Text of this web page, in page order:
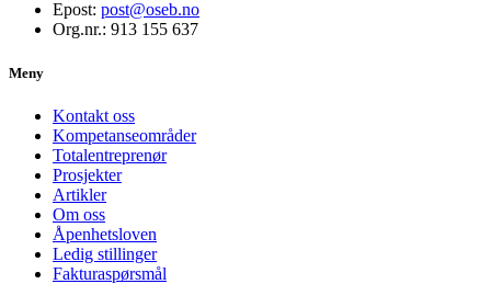
Epost: post@oseb.no
Org.nr.: 913 155 637
Meny
Kontakt oss
Kompetanseområder
Totalentreprenør
Prosjekter
Artikler
Om oss
Åpenhetsloven
Ledig stillinger
Fakturaspørsmål